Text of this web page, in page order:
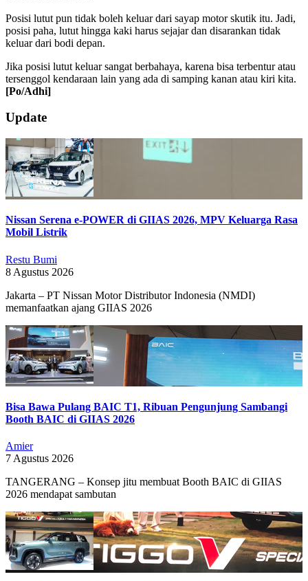
Posisi lutut pun tidak boleh keluar dari sayap motor skutik itu. Jadi,
posisi paha, lutut hingga kaki harus sejajar dan disarankan tidak
keluar dari bodi depan.
Jika posisi lutut keluar sangat berbahaya, karena bisa terbentur atau
tersenggol kendaraan lain yang ada di samping kanan atau kiri kita.
[Po/Adhi]
2019-
10-
18
Update
Nissan Serena e-POWER di GIIAS 2026, MPV Keluarga Rasa
Mobil Listrik
Restu Bumi
8 Agustus 2026
Jakarta – PT Nissan Motor Distributor Indonesia (NMDI)
memanfaatkan ajang GIIAS 2026
Bisa Bawa Pulang BAIC T1, Ribuan Pengunjung Sambangi
Booth BAIC di GIIAS 2026
Amier
7 Agustus 2026
TANGERANG – Konsep jitu membuat Booth BAIC di GIIAS
2026 mendapat sambutan